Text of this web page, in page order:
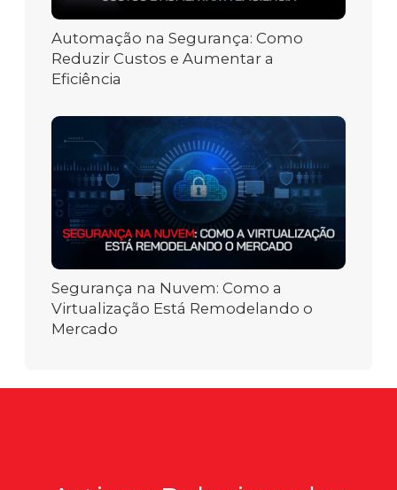
Automação na Segurança: Como
Reduzir Custos e Aumentar a
Eficiência
Segurança na Nuvem: Como a
Virtualização Está Remodelando o
Mercado